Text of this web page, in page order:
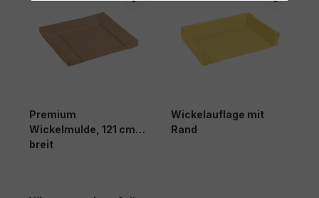
Premium
Wickelmulde, 121 cm
breit
Wickelauflage mit
Rand